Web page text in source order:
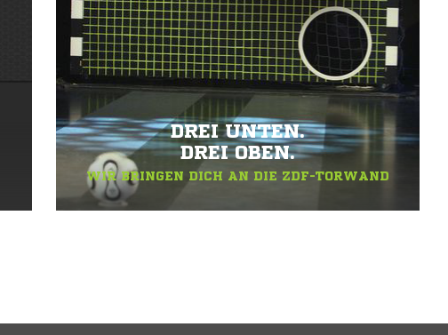
DREI UNTEN.
DREI OBEN.
WIR BRINGEN DICH AN DIE ZDF-TORWAND